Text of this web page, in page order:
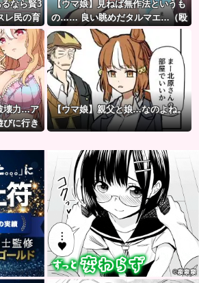
なら賢3
レ民の育
がりつつ
【ウマ娘】見ねば無作法というも
の…… 良い眺めだタルマエ…（殴
壊力…ア
びに行き
【ウマ娘】親父と娘…なのよね。